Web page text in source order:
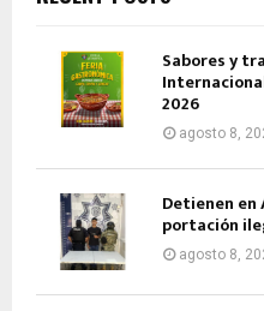
Sabores y
2026
agosto 8,
Detienen en
portación
agosto 8,